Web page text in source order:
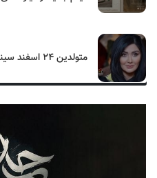
متولدین ۲۴ اسفند سینما ، تئاتر و موسیقی؛ مریم معصومی